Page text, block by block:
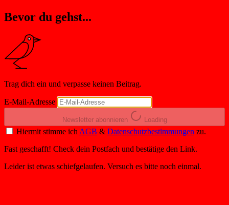
Bevor du gehst...
Trag dich ein und verpasse keinen Beitrag.
E-Mail-Adresse
Newsletter abonnieren Loading
Hiermit stimme ich AGB & Datenschutzbestimmungen zu.
Fast geschafft! Check dein Postfach und bestätige den Link.
Leider ist etwas schiefgelaufen. Versuch es bitte noch einmal.